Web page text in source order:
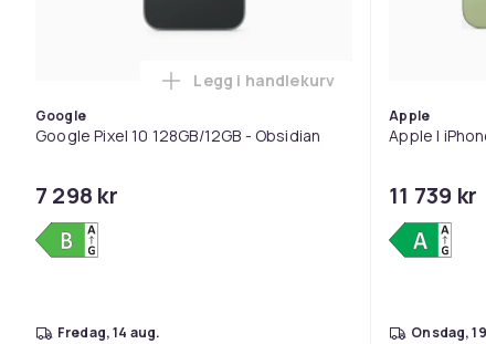
Google
Google Pixel 10 128GB/12GB - Obsidian
7 298 kr
Legg Google Pixel 10 128GB/
Legg i handlekurv
fredag, 14 aug.
Apple
Apple |
11 739 kr
onsdag,